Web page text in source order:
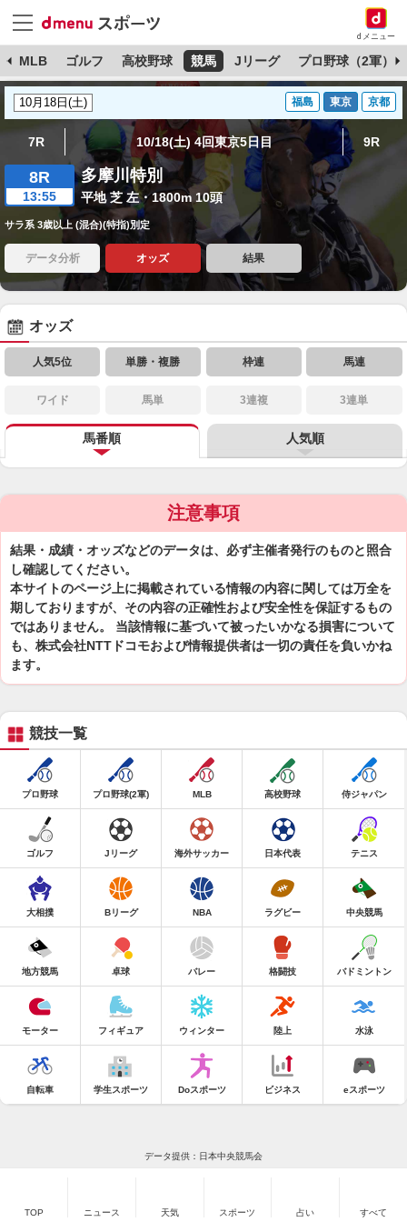
dメニュー
MLB ゴルフ 高校野球 競馬 Jリーグ プロ野球（2軍）
福島 東京 京都
7R 10/18(土) 4回東京5日目 9R
8R
13:55
多摩川特別
平地 芝 左・1800m 10頭
サラ系 3歳以上 (混合)(特指)別定
データ分析 オッズ 結果
オッズ
人気5位 単勝・複勝 枠連 馬連
ワイド 馬単 3連複 3連単
馬番順 人気順
注意事項
結果・成績・オッズなどのデータは、必ず主催者発行のものと照合
し確認してください。
本サイトのページ上に掲載されている情報の内容に関しては万全を
期しておりますが、その内容の正確性および安全性を保証するもの
ではありません。 当該情報に基づいて被ったいかなる損害について
も、株式会社NTTドコモおよび情報提供者は一切の責任を負いかね
ます。
競技一覧
プロ野球 プロ野球(2軍) MLB 高校野球 侍ジャパン
ゴルフ Jリーグ 海外サッカー 日本代表 テニス
大相撲 Bリーグ NBA ラグビー 中央競馬
地方競馬 卓球 バレー 格闘技 バドミントン
モーター フィギュア ウィンター 陸上 水泳
自転車 学生スポーツ Doスポーツ ビジネス eスポーツ
データ提供：日本中央競馬会
TOP ニュース 天気 スポーツ 占い すべて